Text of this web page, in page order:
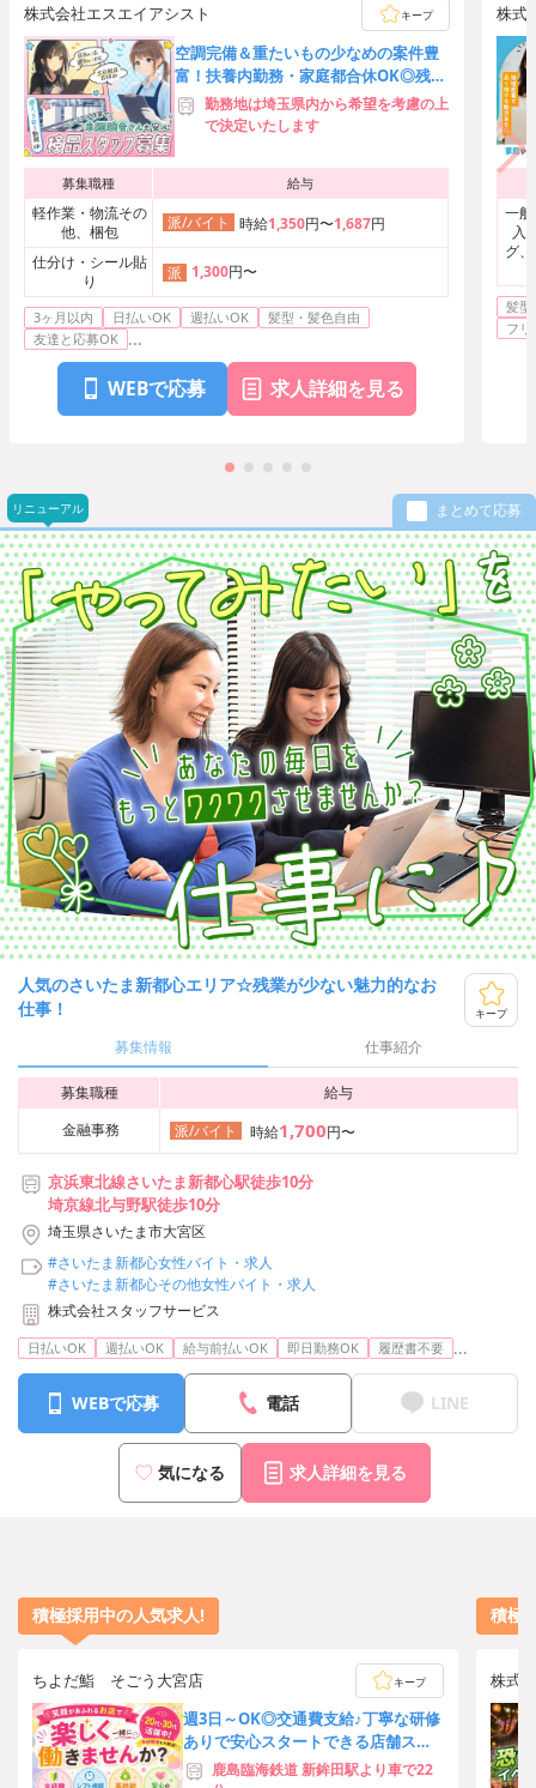
株式会社エスエイアシスト キープ
空調完備＆重たいもの少なめの案件豊
富！扶養内勤務・家庭都合休OK◎残業
ほぼなし♪髪型・髪色自由
勤務地は埼玉県内から希望を考慮の上
で決定いたします
募集職種 給与
軽作業・物流その
他、梱包
派/バイト 時給1,350円〜1,687円
仕分け・シール貼
り
派 1,300円〜
3ヶ月以内 日払いOK 週払いOK
髪型・髪色自由
友達と応募OK ...
WEBで応募 求人詳細を見る
株式
一
入
グ
髪型
フ
リニューアル まとめて応募
人気のさいたま新都心エリア☆残業が少ない魅力的なお
仕事！
キープ
募集情報 仕事紹介
募集職種
給与
金融事務
派/バイト 時給1,700円〜
京浜東北線さいたま新都心駅徒歩10分
埼京線北与野駅徒歩10分
埼玉県さいたま市大宮区
#さいたま新都心女性バイト・求人
#さいたま新都心その他女性バイト・求人
株式会社スタッフサービス
日払いOK 週払いOK 給与前払いOK 即日勤務OK 履歴書不要 ...
WEBで応募 電話 LINE
気になる 求人詳細を見る
積極採用中の人気求人!
ちよだ鮨 そごう大宮店 キープ
週3日～OK◎交通費支給♪丁寧な研修
ありで安心スタートできる店舗スタ
ッフ募集！[11129]
鹿島臨海鉄道 新鉾田駅より車で22
積極
株式